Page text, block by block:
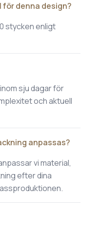
denna design?
stycken enligt
sju dagar för
och aktuell
anpassas?
vi material,
efter dina